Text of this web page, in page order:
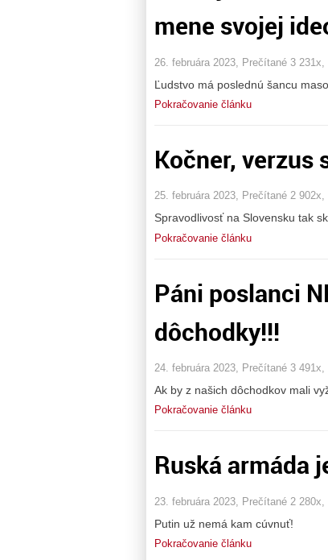
mene svojej
26. februára 2023, Prečítané 3 231x,
Ľudstvo má poslednú šancu
Pokračovanie článku
Kočner, verzus
25. februára 2023, Prečítané 2 902x,
Spravodlivosť na Slovensku tak
Pokračovanie článku
Páni poslanci
dôchodky!!!
24. februára 2023, Prečítané 3 491x,
Ak by z našich dôchodkov mali
Pokračovanie článku
Ruská armáda
23. februára 2023, Prečítané 2 280x,
Putin už nemá kam cúvnuť!
Pokračovanie článku